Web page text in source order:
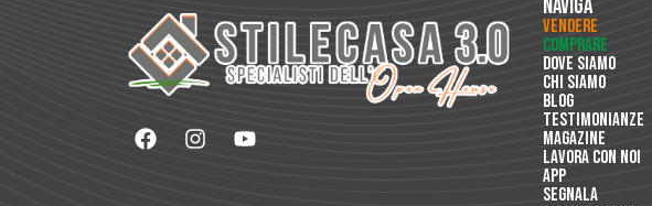
Naviga
Vendere
Comprare
Dove Siamo
Chi Siamo
Blog
Testimonianze
Magazine
Lavora con Noi
App
Segnala